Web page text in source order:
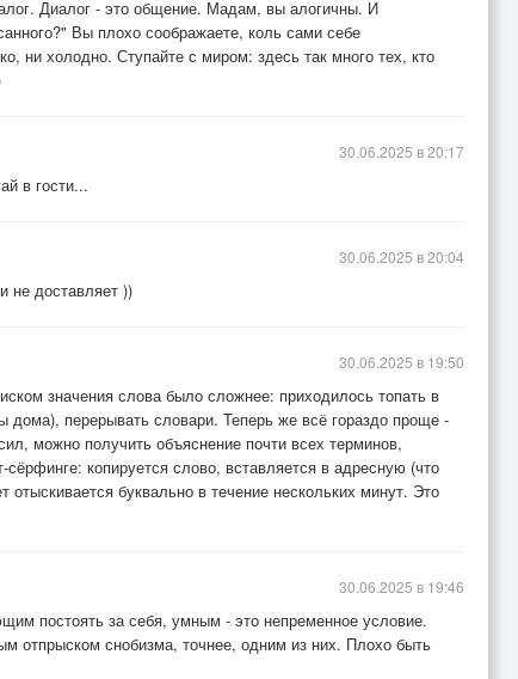
Диалог - это общение. Мадам, вы алогичны. И
Вы плохо соображаете, коль сами себе
ни холодно. Ступайте с миром: здесь так много тех, кто
в гости...
30.06.2025 в 20:17
не доставляет ))
30.06.2025 в 20:04
значения слова было сложнее: приходилось топать в
дома), перерывать словари. Теперь же всё гораздо проще -
можно получить объяснение почти всех терминов,
копируется слово, вставляется в адресную (что
буквально в течение нескольких минут. Это
30.06.2025 в 19:50
постоять за себя, умным - это непременное условие.
отпрыском снобизма, точнее, одним из них. Плохо быть
30.06.2025 в 19:46